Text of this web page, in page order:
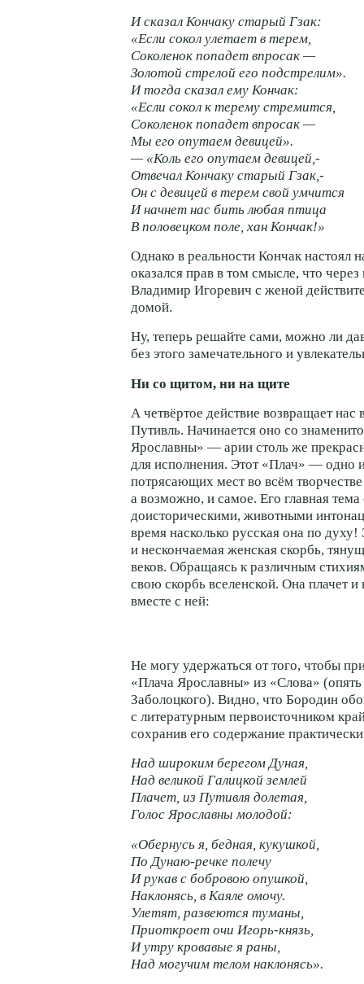
И сказал Кончаку старый Гзак:
«Если сокол улетает в терем,
Соколенок попадет впросак —
Золотой стрелой его подстрелим».
И тогда сказал ему Кончак:
«Если сокол к терему стремится,
Соколенок попадет впросак —
Мы его опутаем девицей».
— «Коль его опутаем девицей,-
Отвечал Кончаку старый Гзак,-
Он с девицей в терем свой умчится
И начнет нас бить любая птица
В половецком поле, хан Кончак!»
Однако в реальности Кончак настоял
оказался прав в том смысле, что через
Владимир Игоревич с женой
домой.
Ну, теперь решайте сами, можно ли
без этого замечательного и
Ни со щитом, ни на щите
А четвёртое действие возвращает нас
Путивль. Начинается оно со
Ярославны» — арии столь же
для исполнения. Этот «Плач» — одно
потрясающих мест во всём
а возможно, и самое. Его главная тема
доисторическими, животными
время насколько русская она по духу!
и нескончаемая женская скорбь,
веков. Обращаясь к различным
свою скорбь вселенской. Она плачет и
вместе с ней:
Не могу удержаться от того, чтобы
«Плача Ярославны» из «Слова» (опять
Заболоцкого). Видно, что Бородин
с литературным первоисточником
сохранив его содержание
Над широким берегом Дуная,
Над великой Галицкой землей
Плачет, из Путивля долетая,
Голос Ярославны молодой:
«Обернусь я, бедная, кукушкой,
По Дунаю-речке полечу
И рукав с бобровою опушкой,
Наклонясь, в Каяле омочу.
Улетят, развеются туманы,
Приоткроет очи Игорь-князь
И утру кровавые я раны,
Над могучим телом наклонясь».